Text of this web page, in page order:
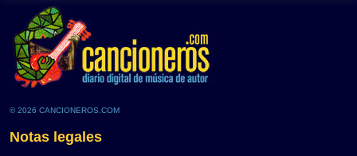
© 2026 CANCIONEROS.COM
Notas legales